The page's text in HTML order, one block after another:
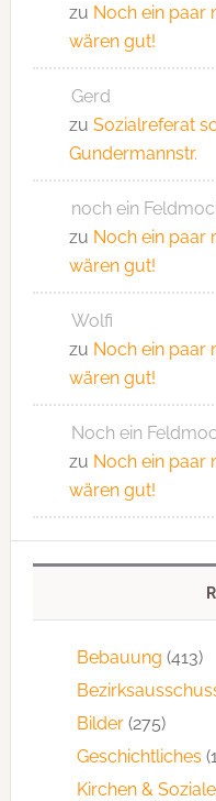
zu Noch ein paar
wären gut!
Gerd
zu Sozialreferat
Gundermannstr.
noch ein
zu Noch ein paar
wären gut!
Wolfi
zu Noch ein paar
wären gut!
Noch ein
zu Noch ein paar
wären gut!
Bebauung (413)
Bilder(275)
Geschichtliches
Kirchen &